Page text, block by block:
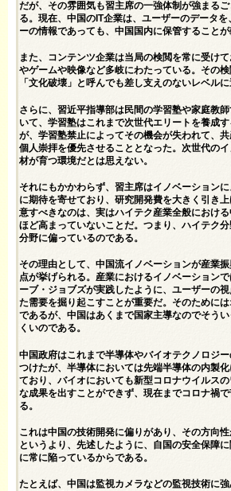
だが、その雰囲気も習主席の一強体制が強まる
る。現在、中国のIT企業は、ユーザーのデータ
ーの情報であっても、中国国内に保管することが
また、コンテンツ企業は当局の検閲を常に受け
やゲームや映像など多岐にわたっている。その
「文化破壊」と呼んでも差し支えのないレベルに
さらに、習近平指導部は民間の学習塾や家庭教
いて、学習塾はこれまで次世代エリートを養成
が、学習塾禁止によってその機会が失われて、
個人崇拝を優先させることとなった。次世代の
材が育つ環境だとは思えない。
それにもかかわらず、習主席はイノベーション
に期待を寄せており、研究開発費を大きく引き
意すべきなのは、実はハイテク産業全般におけ
ほど高まっていないことだ。つまり、ハイテク
分野に偏っているのである。
その理由として、中国流イノベーションが産業
点が挙げられる。産業におけるイノベーション
ーブ・ジョブズが実践したように、ユーザーの
た需要を掘り起こすことが重要だ。そのために
であるが、中国はあくまで国家主導なのでそう
くいのである。
中国政府はこれまで半導体やバイオテクノロジ
つけたが、半導体においては先端半導体の内製
ており、バイオにおいても新型コロナウイルス
な成果を出すことができず、現在までコロナ禍
る。
これは中国の技術開発に偏りがあり、その方向性
というより、先述したように、自国の安全保障に
に常に陥っているからである。
たとえば、中国は監視カメラなどの監視技術に